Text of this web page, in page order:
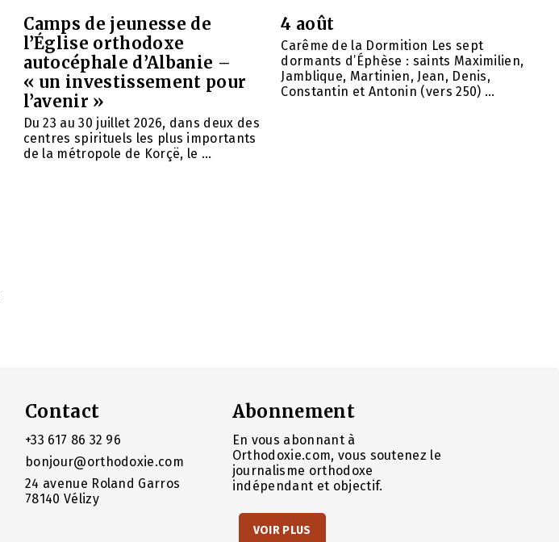
Camps de jeunesse de
l’Église orthodoxe
autocéphale d’Albanie –
« un investissement pour
l’avenir »
Du 23 au 30 juillet 2026, dans deux des
centres spirituels les plus importants
de la métropole de Korçë, le ...
4 août
Carême de la Dormition Les sept
dormants d’Éphèse : saints Maximilien,
Jamblique, Martinien, Jean, Denis,
Constantin et Antonin (vers 250) ...
Contact
+33 617 86 32 96
bonjour@orthodoxie.com
24 avenue Roland Garros
78140 Vélizy
Abonnement
En vous abonnant à
Orthodoxie.com, vous soutenez le
journalisme orthodoxe
indépendant et objectif.
VOIR PLUS